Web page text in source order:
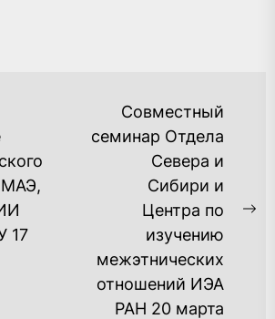
МАЭ,
17
Совместный
семинар Отдела
Севера и
Сибири и
Центра по
изучению
межэтнических
отношений ИЭА
РАН 20 марта